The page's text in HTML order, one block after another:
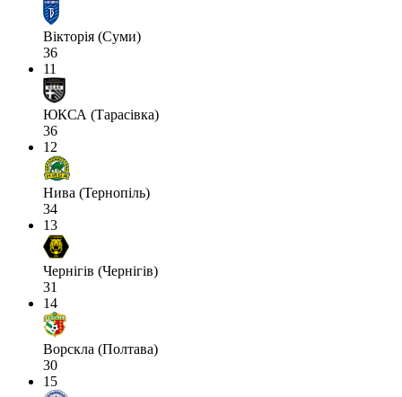
Вікторія (Суми)
36
11
ЮКСА (Тарасівка)
36
12
Нива (Тернопіль)
34
13
Чернігів (Чернігів)
31
14
Ворскла (Полтава)
30
15